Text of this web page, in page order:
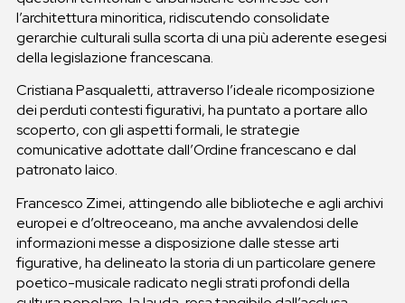
l’architettura minoritica, ridiscutendo consolidate
gerarchie culturali sulla scorta di una più aderente esegesi
della legislazione francescana.
Cristiana Pasqualetti, attraverso l’ideale ricomposizione
dei perduti contesti figurativi, ha puntato a portare allo
scoperto, con gli aspetti formali, le strategie
comunicative adottate dall’Ordine francescano e dal
patronato laico.
Francesco Zimei, attingendo alle biblioteche e agli archivi
europei e d’oltreoceano, ma anche avvalendosi delle
informazioni messe a disposizione dalle stesse arti
figurative, ha delineato la storia di un particolare genere
poetico-musicale radicato negli strati profondi della